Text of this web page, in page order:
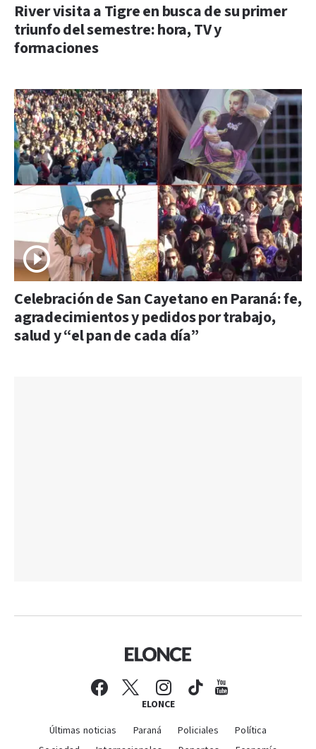
River visita a Tigre en busca de su primer
triunfo del semestre: hora, TV y
formaciones
Celebración de San Cayetano en Paraná: fe,
agradecimientos y pedidos por trabajo,
salud y “el pan de cada día”
ELONCE
Últimas noticias Paraná Policiales
Política